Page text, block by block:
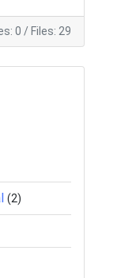
0 / Files: 29
(2)